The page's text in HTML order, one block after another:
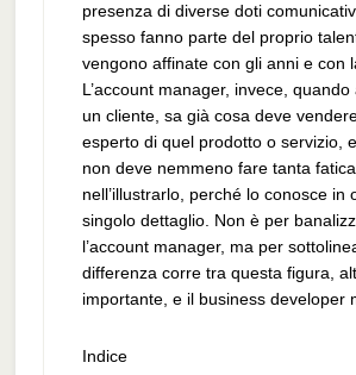
presenza di diverse doti
spesso fanno parte del proprio
vengono affinate con gli anni e con
L’account manager, invece, quando
un cliente, sa già cosa deve
esperto di quel prodotto o servizio,
non deve nemmeno fare tanta fatica
nell’illustrarlo, perché lo conosce in
singolo dettaglio. Non è per
l’account manager, ma per
differenza corre tra questa figura,
importante, e il business developer
Indice